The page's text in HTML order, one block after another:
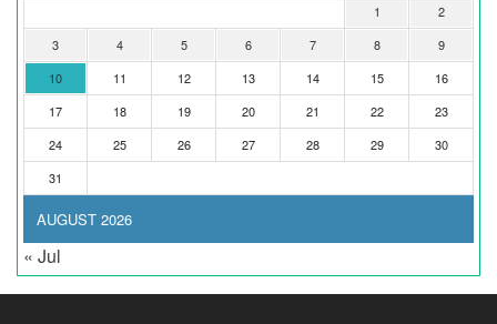
AUGUST 2026
1
2
3
4 5 6 7 8
9
10
11 12 13 14 15
16
17
18 19 20 21 22
23
24
25 26 27 28 29
30
31
« Jul